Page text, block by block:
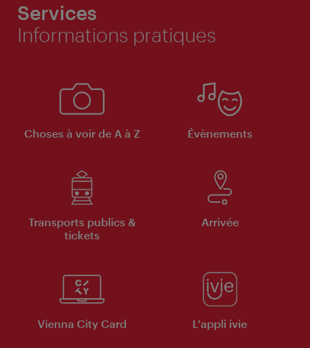
Services
Informations pratiques
Choses à voir de A à Z Évènements
Transports publics &
tickets
Arrivée
Vienna City Card L'appli ivie